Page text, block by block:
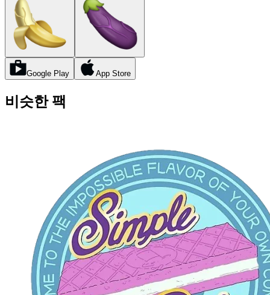
Google Play App Store
비슷한 팩